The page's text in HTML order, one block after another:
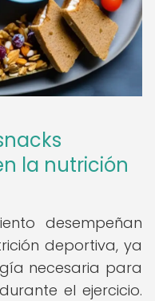
la nutrición
desempeñan
deportiva, ya
necesaria para
el ejercicio.